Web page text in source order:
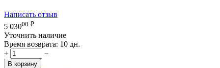
Написать отзыв
5 03000 ₽
Уточнить наличие
Время возврата: 10 дн.
+
−
В корзину